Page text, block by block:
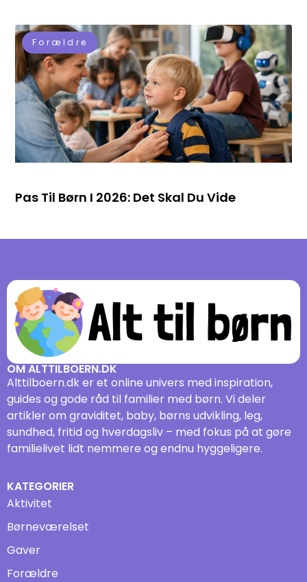
Forældre
Pas Til Børn I 2026: Det Skal Du Vide
OM ALTTILBOERN.DK
Alttilboern.dk er et online univers med inspiration,
guides og gode råd til familier med børn. Vi deler
artikler om graviditet, baby, børns udvikling, leg,
sundhed, fritid og hverdagsliv – med fokus på at gøre
familielivet lidt nemmere og endnu hyggeligere.
KATEGORIER
Aktivitet
Børneværelset
Gaver
Forældre